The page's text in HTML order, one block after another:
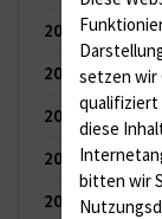
2025(121
2024(144
2023(150
2022(150
2021(149
setzen wir
qualifiziert
diese
bitten wir